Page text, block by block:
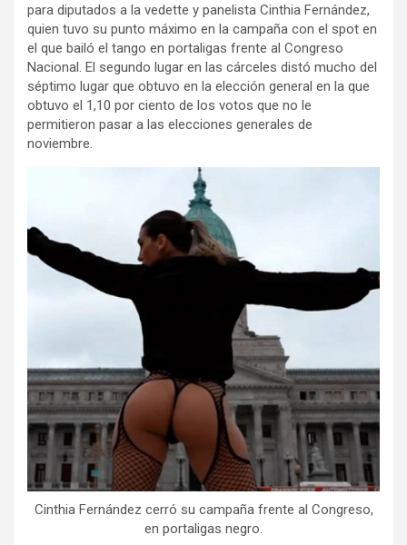
para diputados a la vedette y panelista Cinthia Fernández,
quien tuvo su punto máximo en la campaña con el spot en
el que bailó el tango en portaligas frente al Congreso
Nacional. El segundo lugar en las cárceles distó mucho del
séptimo lugar que obtuvo en la elección general en la que
obtuvo el 1,10 por ciento de los votos que no le
permitieron pasar a las elecciones generales de
noviembre.
Cinthia Fernández cerró su campaña frente al Congreso,
en portaligas negro.